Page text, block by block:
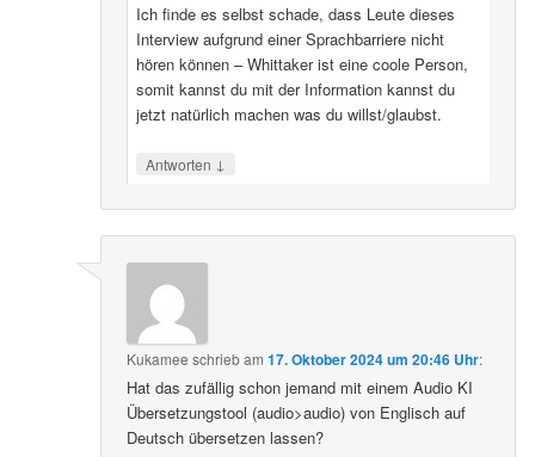
Ich finde es selbst schade, dass Leute dieses
Interview aufgrund einer Sprachbarriere nicht
hören können – Whittaker ist eine coole Person,
somit kannst du mit der Information kannst du
jetzt natürlich machen was du willst/glaubst.
Antworten ↓
Kukamee schriebam17. Oktober 2024 um 20:46 Uhr:
Hat das zufällig schon jemand mit einem Audio KI
Übersetzungstool (audio>audio) von Englisch auf
Deutsch übersetzen lassen?